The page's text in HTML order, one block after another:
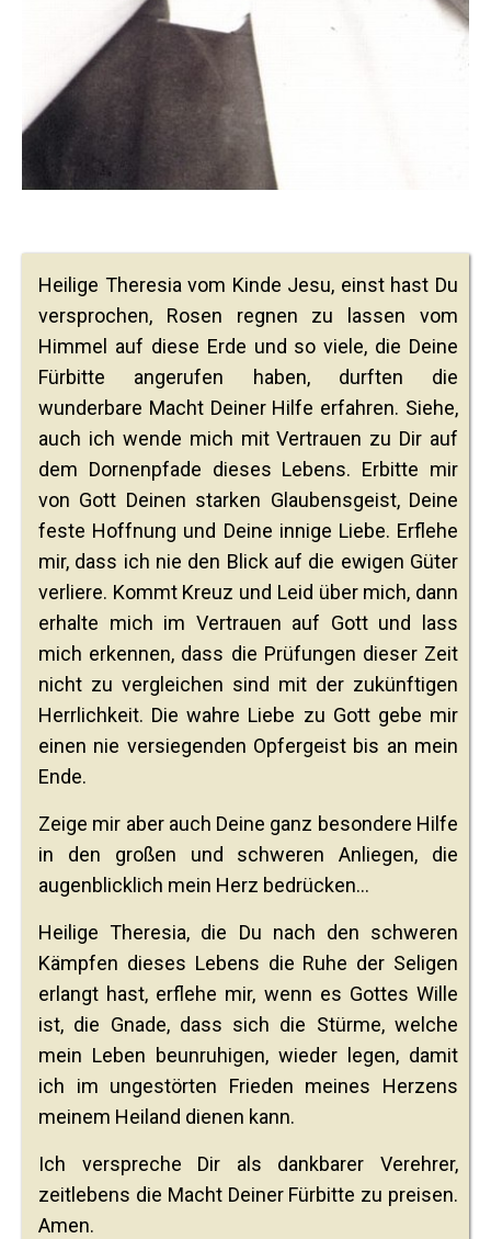
Heilige Theresia vom Kinde Jesu, einst hast Du
versprochen, Rosen regnen zu lassen vom
Himmel auf diese Erde und so viele, die Deine
Fürbitte angerufen haben, durften die
wunderbare Macht Deiner Hilfe erfahren. Siehe,
auch ich wende mich mit Vertrauen zu Dir auf
dem Dornenpfade dieses Lebens. Erbitte mir
von Gott Deinen starken Glaubensgeist, Deine
feste Hoffnung und Deine innige Liebe. Erflehe
mir, dass ich nie den Blick auf die ewigen Güter
verliere. Kommt Kreuz und Leid über mich, dann
erhalte mich im Vertrauen auf Gott und lass
mich erkennen, dass die Prüfungen dieser Zeit
nicht zu vergleichen sind mit der zukünftigen
Herrlichkeit. Die wahre Liebe zu Gott gebe mir
einen nie versiegenden Opfergeist bis an mein
Ende.
Zeige mir aber auch Deine ganz besondere Hilfe
in den großen und schweren Anliegen, die
augenblicklich mein Herz bedrücken…
Heilige Theresia, die Du nach den schweren
Kämpfen dieses Lebens die Ruhe der Seligen
erlangt hast, erflehe mir, wenn es Gottes Wille
ist, die Gnade, dass sich die Stürme, welche
mein Leben beunruhigen, wieder legen, damit
ich im ungestörten Frieden meines Herzens
meinem Heiland dienen kann.
Ich verspreche Dir als dankbarer Verehrer,
zeitlebens die Macht Deiner Fürbitte zu preisen.
Amen.